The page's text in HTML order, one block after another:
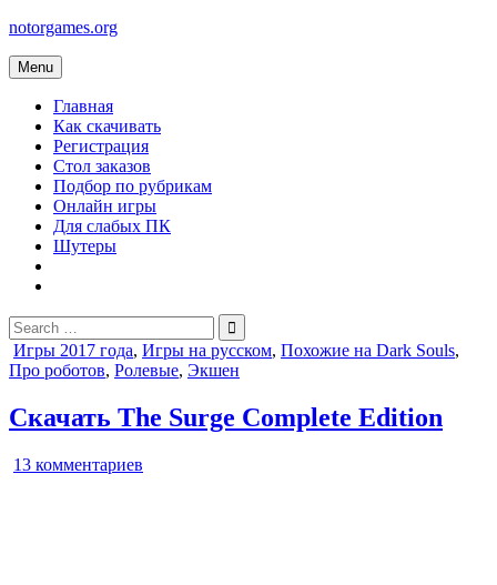
Skip
content
notorgames.org
Menu
Главная
Как скачивать
Регистрация
Стол заказов
Подбор по рубрикам
Онлайн игры
Для слабых ПК
Шутеры
Search
for:
Posted
in
Игры 2017 года, Игры на русском, Похожие на Dark Souls,
Про роботов, Ролевые, Экшен
Скачать The Surge Complete Edition
13 комментариев